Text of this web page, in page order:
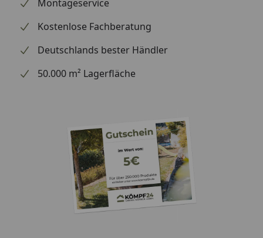
Informationen zu dem Ersatzteil geben. Es dient
lediglich dem Austausch des defekten oder fehlenden
Montageservice
Kostenlose Fachberatung
Deutschlands bester Händler
50.000 m² Lagerfläche